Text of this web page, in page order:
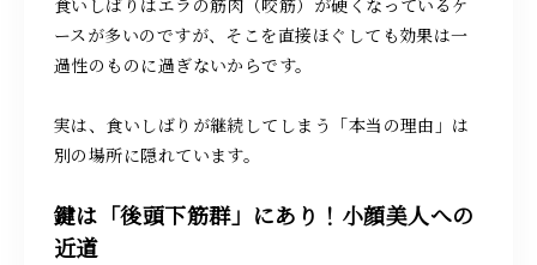
ースが多いのですが、そこを直接ほぐしても効果は一
過性のものに過ぎないからです。
実は、食いしばりが継続してしまう「本当の理由」は
別の場所に隠れています。
鍵は「後頭下筋群」にあり！小顔美人への
近道